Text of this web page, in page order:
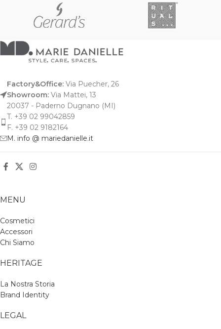
Factory&Office: Via Puecher, 26
Showroom: Via Mattei, 13
20037 - Paderno Dugnano (MI)
T. +39 02 99042859
F. +39 02 9182164
M. info @ mariedanielle.it
MENU
Cosmetici
Accessori
Chi Siamo
HERITAGE
La Nostra Storia
Brand Identity
LEGAL